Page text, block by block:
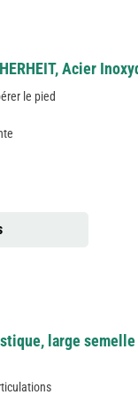
Acier
le pied
large